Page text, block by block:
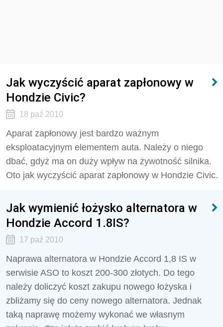
Jak wyczyścić aparat zapłonowy w
Hondzie Civic?
18 paź 2010
Aparat zapłonowy jest bardzo ważnym
eksploatacyjnym elementem auta. Należy o niego
dbać, gdyż ma on duży wpływ na żywotność silnika.
Oto jak wyczyścić aparat zapłonowy w Hondzie Civic.
Jak wymienić łożysko alternatora w
Hondzie Accord 1.8IS?
17 paź 2010
Naprawa alternatora w Hondzie Accord 1,8 IS w
serwisie ASO to koszt 200-300 złotych. Do tego
należy doliczyć koszt zakupu nowego łożyska i
zbliżamy się do ceny nowego alternatora. Jednak
taką naprawę możemy wykonać we własnym